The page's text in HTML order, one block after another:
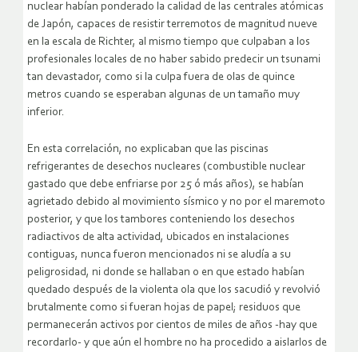
nuclear habían ponderado la calidad de las centrales atómicas
de Japón, capaces de resistir terremotos de magnitud nueve
en la escala de Richter, al mismo tiempo que culpaban a los
profesionales locales de no haber sabido predecir un tsunami
tan devastador, como si la culpa fuera de olas de quince
metros cuando se esperaban algunas de un tamaño muy
inferior.
En esta correlación, no explicaban que las piscinas
refrigerantes de desechos nucleares (combustible nuclear
gastado que debe enfriarse por 25 ó más años), se habían
agrietado debido al movimiento sísmico y no por el maremoto
posterior, y que los tambores conteniendo los desechos
radiactivos de alta actividad, ubicados en instalaciones
contiguas, nunca fueron mencionados ni se aludía a su
peligrosidad, ni donde se hallaban o en que estado habían
quedado después de la violenta ola que los sacudió y revolvió
brutalmente como si fueran hojas de papel; residuos que
permanecerán activos por cientos de miles de años -hay que
recordarlo- y que aún el hombre no ha procedido a aislarlos de